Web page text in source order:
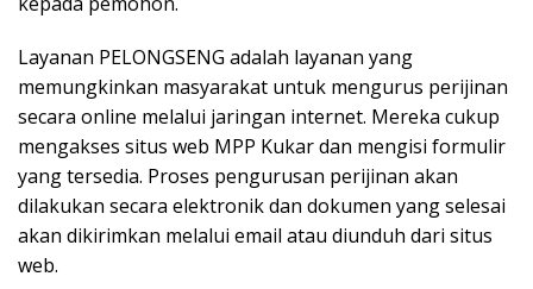
Layanan PELONGSENG adalah layanan yang
memungkinkan masyarakat untuk mengurus perijinan
secara online melalui jaringan internet. Mereka cukup
mengakses situs web MPP Kukar dan mengisi formulir
yang tersedia. Proses pengurusan perijinan akan
dilakukan secara elektronik dan dokumen yang selesai
akan dikirimkan melalui email atau diunduh dari situs
web.